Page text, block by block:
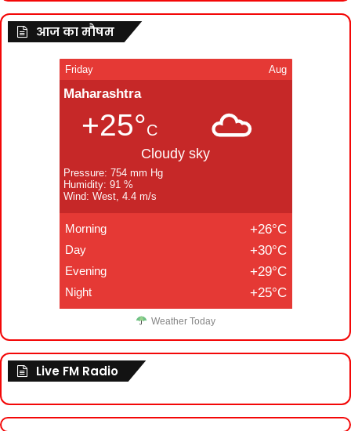
आज का मौषम
Friday Aug
Maharashtra
+25°C
Cloudy sky
Pressure: 754 mm Hg
Humidity: 91 %
Wind: West, 4.4 m/s
Morning +26°C
Day +30°C
Evening +29°C
Night +25°C
Weather Today
Live FM Radio